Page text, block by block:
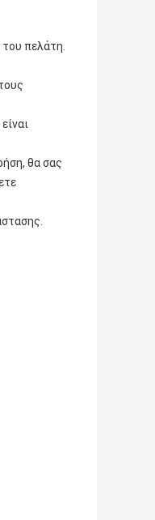
του πελάτη.
θα σας